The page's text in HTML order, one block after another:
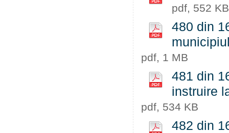
pdf, 552 KB
480 din
pdf, 1 MB
481 din
instruire
pdf, 534 KB
482 din